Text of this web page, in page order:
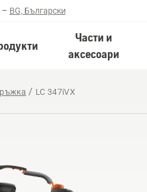
– BG, Български
Части и
аксесоари
LC 347iVX